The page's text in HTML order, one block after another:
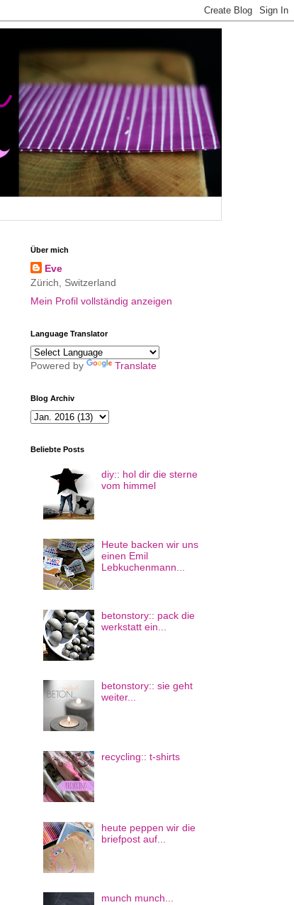
Über mich
Eve
Zürich, Switzerland
Mein Profil vollständig anzeigen
Language Translator
Powered by Translate
Blog Archiv
Beliebte Posts
diy:: hol dir die sterne
vom himmel
Heute backen wir uns
einen Emil
Lebkuchenmann...
betonstory:: pack die
werkstatt ein...
betonstory:: sie geht
weiter...
recycling:: t-shirts
heute peppen wir die
briefpost auf...
munch munch...